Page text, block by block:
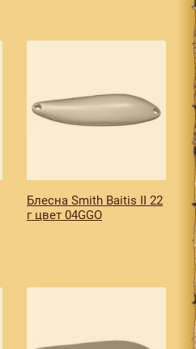
Блесна Smith Baitis II 22
г цвет 04GGO